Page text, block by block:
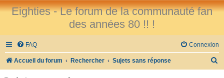
Eighties - Le forum de la communauté fan
des années 80 !! !
FAQ Connexion
Accueil du forum Rechercher Sujets sans réponse